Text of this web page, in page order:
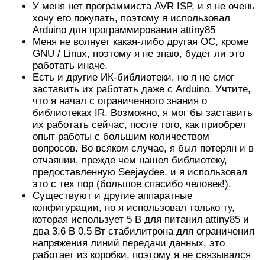
У меня нет программиста AVR ISP, и я не очень
хочу его покупать, поэтому я использовал
Arduino для программирования attiny85
Меня не волнует какая-либо другая ОС, кроме
GNU / Linux, поэтому я не знаю, будет ли это
работать иначе.
Есть и другие ИК-библиотеки, но я не смог
заставить их работать даже с Arduino. Учтите,
что я начал с ограниченного знания о
библиотеках IR. Возможно, я мог бы заставить
их работать сейчас, после того, как приобрел
опыт работы с большим количеством
вопросов. Во всяком случае, я был потерян и в
отчаянии, прежде чем нашел библиотеку,
предоставленную Seejaydee, и я использовал
это с тех пор (большое спасибо человек!).
Существуют и другие аппаратные
конфигурации, но я использовал только ту,
которая использует 5 В для питания attiny85 и
два 3,6 В 0,5 Вт стабилитрона для ограничения
напряжения линий передачи данных, это
работает из коробки, поэтому я не связывался